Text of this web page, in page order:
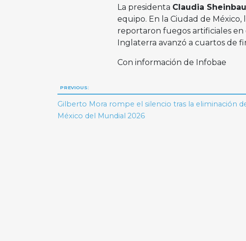
La presidenta Claudia
equipo. En la Ciudad de México,
reportaron fuegos artificiales en
Inglaterra avanzó a cuartos de
Con información de Infobae
Navegación
de
PREVIOUS:
Gilberto Mora rompe el silencio tras la eliminación
México del Mundial 2026